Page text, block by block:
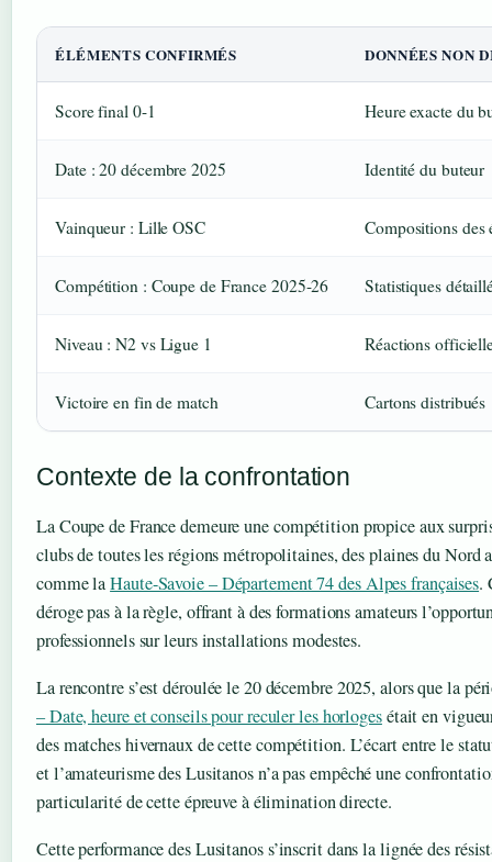
ÉLÉMENTS CONFIRMÉS DONNÉES NON
Score final 0-1 Heure exacte du
Date : 20 décembre 2025 Identité du buteur
Vainqueur : Lille OSC Compositions des
Compétition : Coupe de France 2025-26 Statistiques
Niveau : N2 vs Ligue 1 Réactions
Victoire en fin de match Cartons distribués
Contexte de la confrontation
La Coupe de France demeure une compétition propice aux
clubs de toutes les régions métropolitaines, des plaines du Nord
comme laHaute-Savoie – Département 74 des Alpes françaises.
déroge pas à la règle, offrant à des formations amateurs
professionnels sur leurs installations modestes.
La rencontre s’est déroulée le 20 décembre 2025, alors que la
– Date, heure et conseils pour reculer les horlogesétait en
des matches hivernaux de cette compétition. L’écart entre le
et l’amateurisme des Lusitanos n’a pas empêché une
particularité de cette épreuve à élimination directe.
Cette performance des Lusitanos s’inscrit dans la lignée des